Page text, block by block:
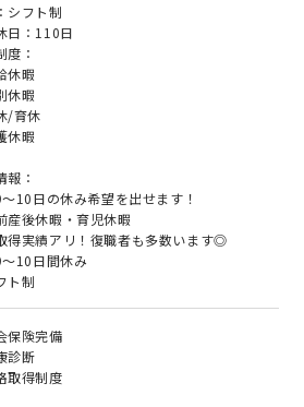
シフト制
日：110日
度：
休暇
休暇
/育休
休暇
報：
10日の休み希望を出せます！
後休暇・育児休暇
実績アリ！復職者も多数います◎
10日間休み
ト制
保険完備
診断
取得制度